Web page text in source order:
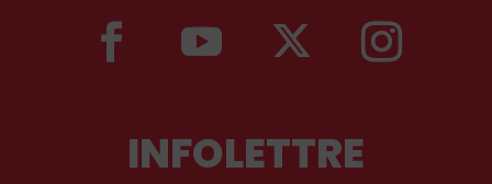
INFOLETTRE